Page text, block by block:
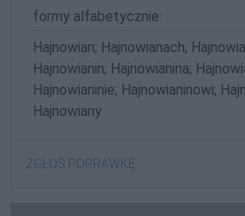
formy alfabetycznie:
Hajnowian; Hajnowianach;
Hajnowianin; Hajnowianina;
Hajnowianinie; Hajnowianinowi;
Hajnowiany
ZGŁOŚ POPRAWKĘ